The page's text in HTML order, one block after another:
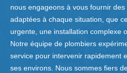
nous engageons à vous fournir
adaptées à chaque situation, que
urgente, une installation complexe
Notre équipe de plombiers
service pour intervenir rapidement
ses environs. Nous sommes fiers